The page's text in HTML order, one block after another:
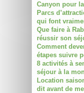
Canyon pour
Parcs
qui font
Que faire à
réussir son
Comment
étapes suivre
8 activités à
séjour à la
Location
dit avant de